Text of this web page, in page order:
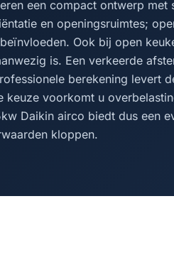
een compact ontwerp met
en openingsruimtes;
Ook bij open
is. Een verkeerde
berekening levert
keuze voorkomt u
Daikin airco biedt dus een
kloppen.